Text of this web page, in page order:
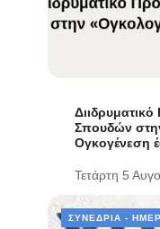
Σπουδών
Ογκογένεση
Τετάρτη 5
ΣΥΝΈΔΡΙΑ -